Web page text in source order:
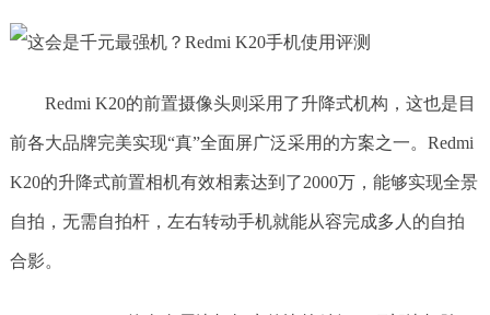
Redmi K20的前置摄像头则采用了升降式机构，这也是目
前各大品牌完美实现“真”全面屏广泛采用的方案之一。Redmi
K20的升降式前置相机有效相素达到了2000万，能够实现全景
自拍，无需自拍杆，左右转动手机就能从容完成多人的自拍
合影。